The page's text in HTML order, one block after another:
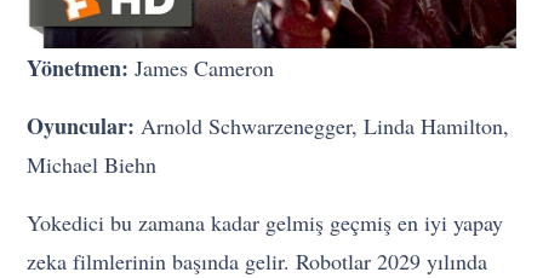
Yönetmen: James Cameron
Oyuncular: Arnold Schwarzenegger, Linda Hamilton,
Michael Biehn
Yokedici bu zamana kadar gelmiş geçmiş en iyi yapay
zeka filmlerinin başında gelir. Robotlar 2029 yılında